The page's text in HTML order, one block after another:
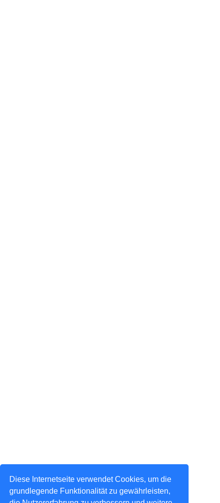
Diese Internetseite verwendet Cookies, um die
grundlegende Funktionalität zu gewährleisten,